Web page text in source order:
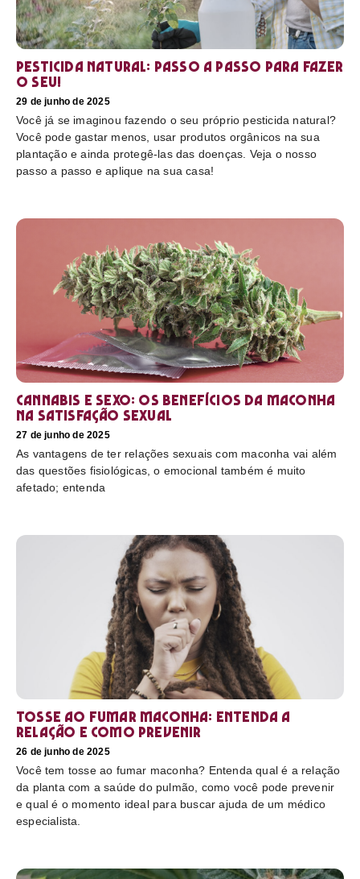
Pesticida natural: Passo a passo para fazer
o seu!
29 de junho de 2025
Você já se imaginou fazendo o seu próprio pesticida natural?
Você pode gastar menos, usar produtos orgânicos na sua
plantação e ainda protegê-las das doenças. Veja o nosso
passo a passo e aplique na sua casa!
Cannabis e sexo: os benefícios da maconha
na satisfação sexual
27 de junho de 2025
As vantagens de ter relações sexuais com maconha vai além
das questões fisiológicas, o emocional também é muito
afetado; entenda
Tosse ao fumar maconha: Entenda a
relação e como prevenir
26 de junho de 2025
Você tem tosse ao fumar maconha? Entenda qual é a relação
da planta com a saúde do pulmão, como você pode prevenir
e qual é o momento ideal para buscar ajuda de um médico
especialista.